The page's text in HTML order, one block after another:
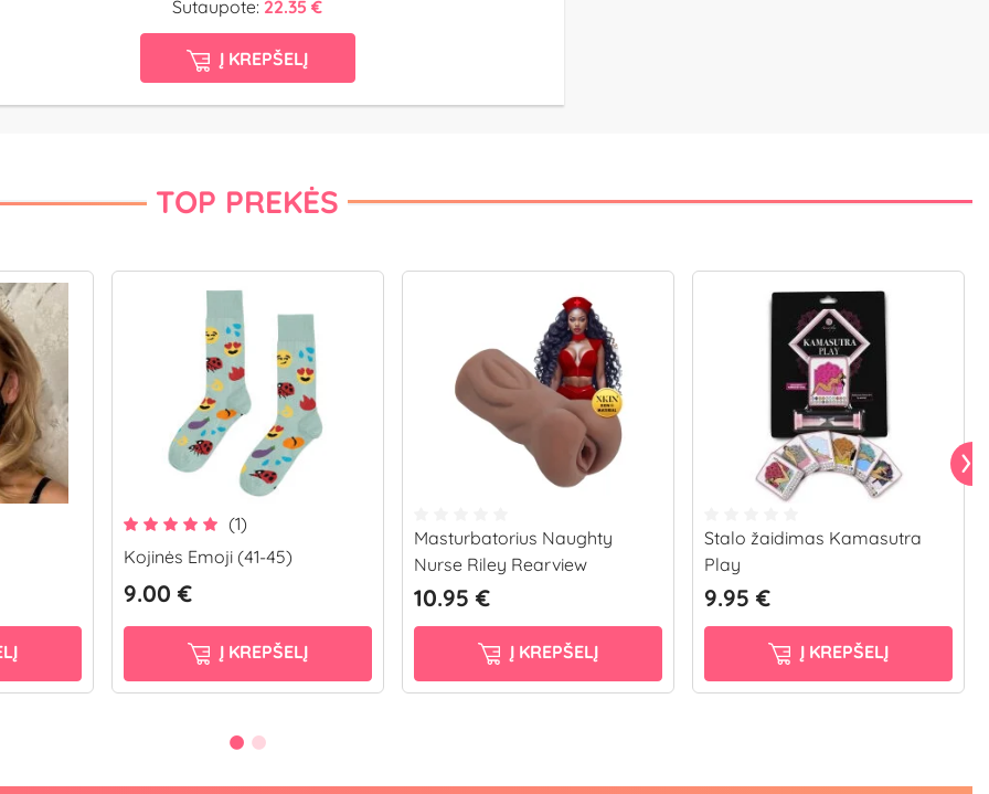
Sutaupote: 22.35 €
Į KREPŠELĮ
TOP PREKĖS
(1)
Kojinės Emoji (41-45)
9.00 €
Į KREPŠELĮ
Masturbatorius Naughty
Nurse Riley Rearview
10.95 €
Į KREPŠELĮ
Stalo žaidimas Kamasutra
Play
9.95 €
Į KREPŠELĮ